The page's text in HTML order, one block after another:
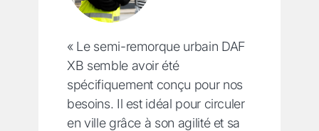
« Le semi-remorque urbain DAF
XB semble avoir été
spécifiquement conçu pour nos
besoins. Il est idéal pour circuler
en ville grâce à son agilité et sa